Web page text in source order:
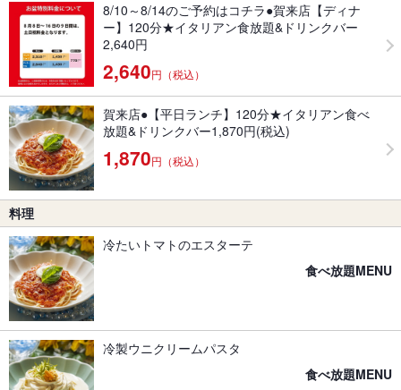
8/10～8/14のご予約はコチラ●賀来店【ディナ
ー】120分★イタリアン食放題&ドリンクバー
2,640円
2,640円（税込）
賀来店●【平日ランチ】120分★イタリアン食べ
放題&ドリンクバー1,870円(税込)
1,870円（税込）
料理
冷たいトマトのエスターテ
食べ放題MENU
冷製ウニクリームパスタ
食べ放題MENU